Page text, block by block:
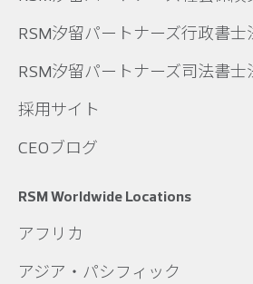
RSM汐留パートナーズ行政書士
RSM汐留パートナーズ司法書士
採用サイト
CEOブログ
RSM Worldwide Locations
アフリカ
アジア・パシフィック